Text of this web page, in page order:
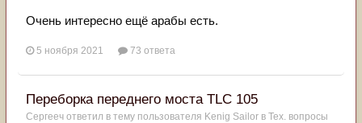
Очень интересно ещё арабы есть.
5 ноября 2021 73 ответа
Переборка переднего моста TLC 105
Сергееч ответил в тему пользователя Kenig Sailor в Тех. вопросы